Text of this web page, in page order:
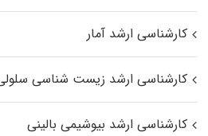
کارشناسی ارشد آمار
کارشناسی ارشد زیست شناسی
کارشناسی ارشد بیوشیمی بالینی